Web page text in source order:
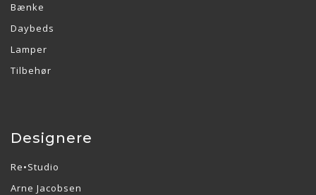
Bænke
Daybeds
Lamper
Tilbehør
Designere
Re•Studio
Arne Jacobsen